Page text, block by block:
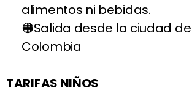
alimentos ni bebidas.
Salida desde la ciudad
Colombia
TARIFAS NIÑOS